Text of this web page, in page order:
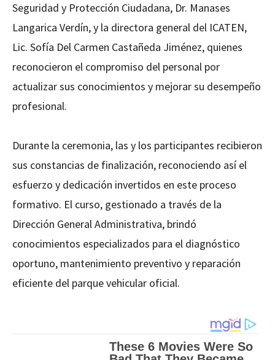
Seguridad y Protección Ciudadana, Dr. Manases
Langarica Verdín, y la directora general del ICATEN,
Lic. Sofía Del Carmen Castañeda Jiménez, quienes
reconocieron el compromiso del personal por
actualizar sus conocimientos y mejorar su desempeño
profesional.
Durante la ceremonia, las y los participantes recibieron
sus constancias de finalización, reconociendo así el
esfuerzo y dedicación invertidos en este proceso
formativo. El curso, gestionado a través de la
Dirección General Administrativa, brindó
conocimientos especializados para el diagnóstico
oportuno, mantenimiento preventivo y reparación
eficiente del parque vehicular oficial.